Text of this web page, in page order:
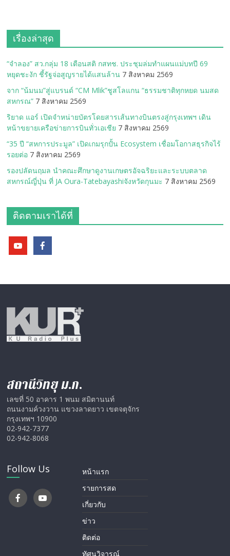
เรื่องล่าสุด
“จำลอง” สว.กลุ่ม 18 เตือนสติ กสทช. ประชุมล่มทำแผนแม่บทปี 69
หยุดชะงัก ชี้รัฐจ่อสูญรายได้แสนล้าน 7 สิงหาคม 2569
จาก “น้มนม”สู่แบรนด์ “CM Mlik”ชูสโลแกน “ธรรมชาติทุกหยด นมสด
สหกรณ” 7 สิงหาคม 2569
ริยาด แอร์ เปิดจำหน่ายบัตรโดยสารเส้นทางบินตรงสู่กรุงเทพฯ เดิน
หน้าขยายเครือข่ายการบินทั่วเอเชีย 7 สิงหาคม 2569
“35 ปี “สหการประมูล” เปิดเกมรุกปั้น Ecosystem เชื่อมโอกาสธุรกิจไร้
รอยต่อ 7 สิงหาคม 2569
รองปลัดนฤมล นำคณะศึกษาดูงานเกษตรอัจฉริยะและระบบตลาด
สหกรณ์ญี่ปุ่น ที่ JA Oura-Tatebayashiจังหวัดกุนมะ 7 สิงหาคม 2569
ติดตามเราได้ที่
สถานีวิทยุ ม.ก.
เลขที่ 50 อาคาร 1 พนม สมิตานนท์
ถนนงามค์วงวาน แขวงลาดยาว เขตจตุจักร
กรุงเทพฯ 10900
02-942-7377
02-942-8068
Follow Us
หน้าแรก
รายการสด
เกี่ยวกับ
ข่าว
ติดต่อ
ทัศนวิจารณ์